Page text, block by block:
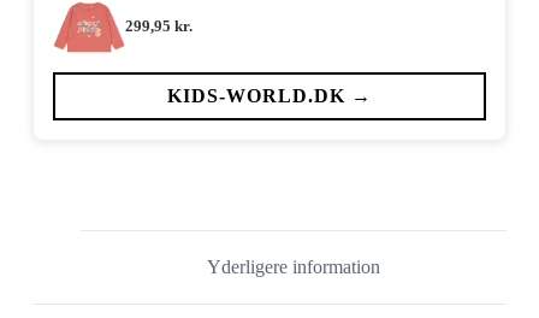
299,95 kr.
KIDS-WORLD.DK →
Yderligere information